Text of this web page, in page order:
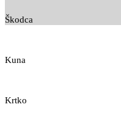
Škodca
Kuna
Krtko